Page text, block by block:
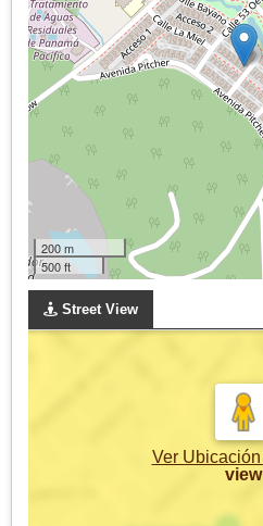
200 m
500 ft
Street View
Ver Ubicación
view